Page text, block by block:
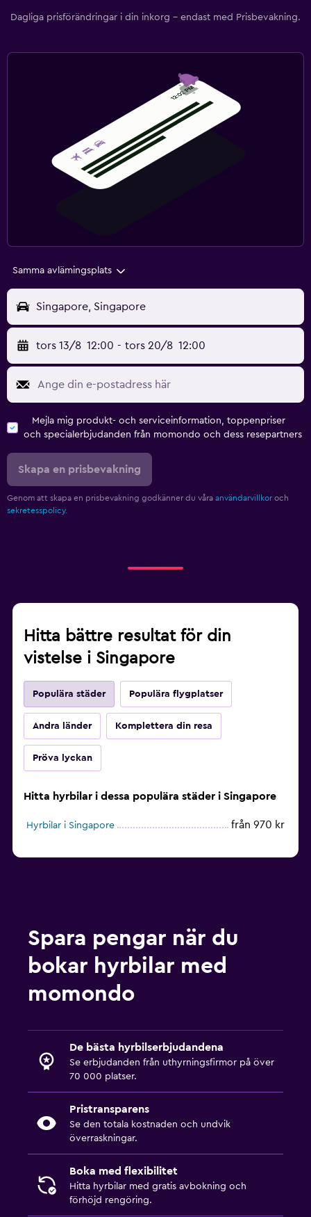
Dagliga prisförändringar i din inkorg – endast med Prisbevakning.
Samma avlämingsplats
Singapore, Singapore
tors 13/8 12:00 - tors 20/8 12:00
Mejla mig produkt- och serviceinformation, toppenpriser
och specialerbjudanden från momondo och dess resepartners
Skapa en prisbevakning
Genom att skapa en prisbevakning godkänner du våra användarvillkor och
sekretesspolicy.
Hitta bättre resultat för din
vistelse i Singapore
Populära städer Populära flygplatser
Andra länder Komplettera din resa
Pröva lyckan
Hitta hyrbilar i dessa populära städer i Singapore
Hyrbilar i Singapore från 970 kr
Spara pengar när du
bokar hyrbilar med
momondo
De bästa hyrbilserbjudandena
Se erbjudanden från uthyrningsfirmor på över
70 000 platser.
Pristransparens
Se den totala kostnaden och undvik
överraskningar.
Boka med flexibilitet
Hitta hyrbilar med gratis avbokning och
förhöjd rengöring.